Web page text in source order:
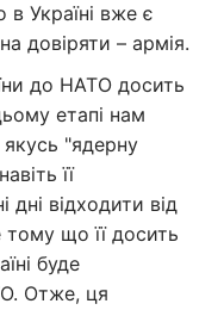
в Україні вже є
довіряти – армія.
до НАТО досить
етапі нам
якусь "ядерну
її
дні відходити від
що її досить
буде
Отже, ця